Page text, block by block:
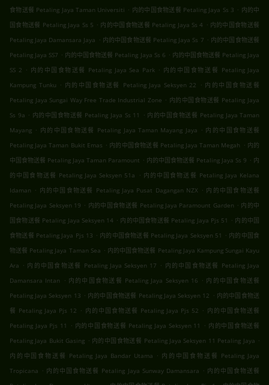
食物送餐 Petaling Jaya Taman Universiti . 内的中国食物送餐 Petaling Jaya Ss 3 . 内的中
国食物送餐 Petaling Jaya Ss 5 . 内的中国食物送餐 Petaling Jaya Ss 4 . 内的中国食物送餐
Petaling Jaya Damansara Jaya . 内的中国食物送餐 Petaling Jaya Ss 7 . 内的中国食物送餐
Petaling Jaya SS7 . 内的中国食物送餐 Petaling Jaya Ss 6 . 内的中国食物送餐 Petaling Jaya
SS 2 . 内的中国食物送餐 Petaling Jaya Sea Park . 内的中国食物送餐 Petaling Jaya
Kampung Tunku . 内的中国食物送餐 Petaling Jaya Seksyen 22 . 内的中国食物送餐
Petaling Jaya Sungai Way Free Trade Industrial Zone . 内的中国食物送餐 Petaling Jaya
Ss 9a . 内的中国食物送餐 Petaling Jaya Ss 11 . 内的中国食物送餐 Petaling Jaya Taman
Mayang . 内的中国食物送餐 Petaling Jaya Taman Mayang Jaya . 内的中国食物送餐
Petaling Jaya Taman Bukit Emas . 内的中国食物送餐 Petaling Jaya Taman Megah . 内的
中国食物送餐 Petaling Jaya Taman Paramount . 内的中国食物送餐 Petaling Jaya Ss 9 . 内
的中国食物送餐 Petaling Jaya Seksyen 51a
. 内的中国食物送餐 Petaling Jaya Kelana
Idaman . 内的中国食物送餐 Petaling Jaya Pusat Dagangan NZX . 内的中国食物送餐
Petaling Jaya Seksyen 19 . 内的中国食物送餐 Petaling Jaya Paramount Garden . 内的中
国食物送餐 Petaling Jaya Seksyen 14 . 内的中国食物送餐 Petaling Jaya Pjs 51 . 内的中国
食物送餐 Petaling Jaya Pjs 13 . 内的中国食物送餐 Petaling Jaya Seksyen 51 . 内的中国食
物送餐 Petaling Jaya Taman Sea . 内的中国食物送餐 Petaling Jaya Kampung Sungai Kayu
Ara . 内的中国食物送餐 Petaling Jaya Seksyen 17 . 内的中国食物送餐 Petaling Jaya
Damansara Intan
. 内的中国食物送餐 Petaling Jaya Seksyen 16 . 内的中国食物送餐
Petaling Jaya Seksyen 13 . 内的中国食物送餐 Petaling Jaya Seksyen 12 . 内的中国食物送
餐 Petaling Jaya Pjs 12 . 内的中国食物送餐 Petaling Jaya Pjs 52 . 内的中国食物送餐
Petaling Jaya Pjs 11
. 内的中国食物送餐 Petaling Jaya Seksyen 11 . 内的中国食物送餐
Petaling Jaya Bukit Gasing . 内的中国食物送餐 Petaling Jaya Seksyen 11 Petaling Jaya .
内的中国食物送餐 Petaling Jaya Bandar Utama . 内的中国食物送餐 Petaling Jaya
Tropicana . 内的中国食物送餐 Petaling Jaya Sunway Damansara . 内的中国食物送餐